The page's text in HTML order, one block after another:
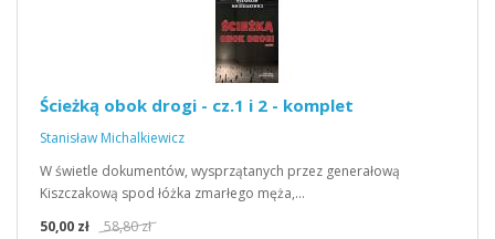
Ścieżką obok drogi - cz.1 i 2 - komplet
Stanisław Michalkiewicz
W świetle dokumentów, wysprzątanych przez generałową
Kiszczakową spod łóżka zmarłego męża,…
50,00 zł
58,80 zł